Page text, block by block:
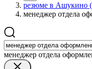
резюме в Ашукино
менеджер отдела
менеджер отдела